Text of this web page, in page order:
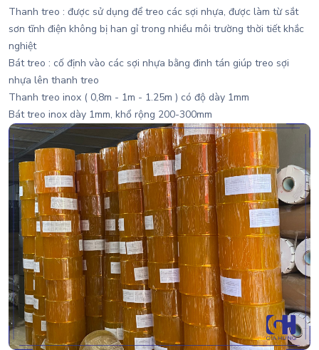
Thanh treo : được sử dụng để treo các sợi nhựa, được làm từ sắt
sơn tĩnh điện không bị han gỉ trong nhiều môi trường thời tiết khắc
nghiệt
Bát treo : cố định vào các sợi nhựa bằng đinh tán giúp treo sợi
nhựa lên thanh treo
Thanh treo inox ( 0,8m - 1m - 1.25m ) có độ dày 1mm
Bát treo inox dày 1mm, khổ rộng 200-300mm